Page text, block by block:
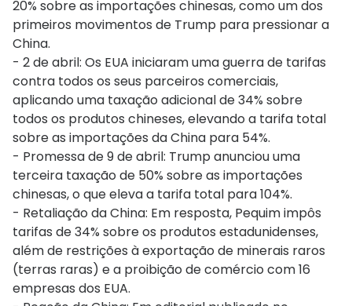
20% sobre as importações chinesas, como um dos
primeiros movimentos de Trump para pressionar a
China.
- 2 de abril: Os EUA iniciaram uma guerra de tarifas
contra todos os seus parceiros comerciais,
aplicando uma taxação adicional de 34% sobre
todos os produtos chineses, elevando a tarifa total
sobre as importações da China para 54%.
- Promessa de 9 de abril: Trump anunciou uma
terceira taxação de 50% sobre as importações
chinesas, o que eleva a tarifa total para 104%.
- Retaliação da China: Em resposta, Pequim impôs
tarifas de 34% sobre os produtos estadunidenses,
além de restrições à exportação de minerais raros
(terras raras) e a proibição de comércio com 16
empresas dos EUA.